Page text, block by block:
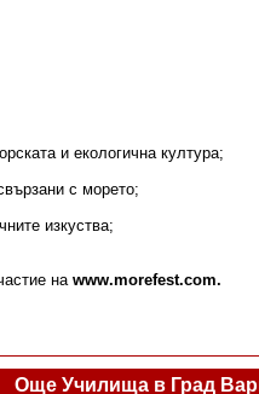
и екологична култура;
с морето;
изкуства;
на www.morefest.com.
Още Училища в Град